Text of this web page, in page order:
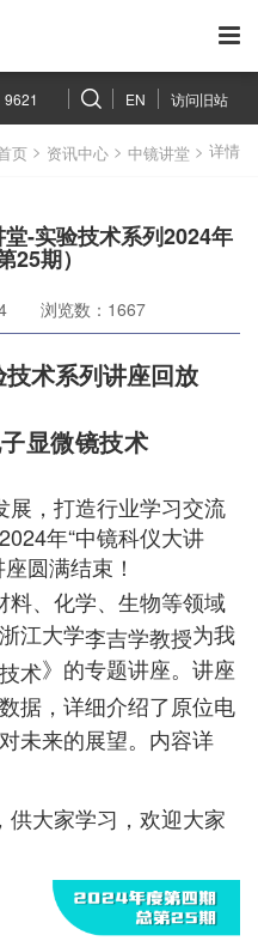
9621 EN 访问旧站
页 > 资讯中心 > 中镜讲堂 > 详情
堂-实验技术系列2024年
25期）
浏览数：1667
术系列讲座回放
显微镜技术
展，打造行业学习交流
年“中镜科仪大讲
圆满结束！
料、化学、生物等领域
江大学李吉学教授为我
术》的专题讲座。讲座
据，详细介绍了原位电
未来的展望。 内容详
大家学习，欢迎大家